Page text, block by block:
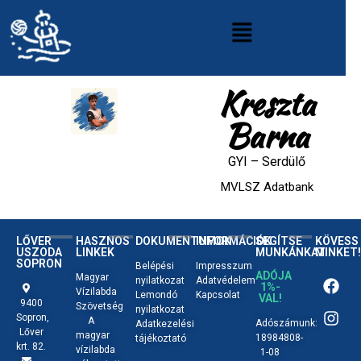
Kreszta
Barna
GYI – Serdülő
MVLSZ Adatbank
LŐVER
USZODA
SOPRON
9400
Sopron,
Lőver
krt. 82.
HASZNOS
LINKEK
Magyar
Vízilabda
Szövetség
A
magyar
vízilabda
DOKUMENTUMOK
Belépési
nyilatkozat
Lemondó
nyilatkozat
Adatkezelési
tájékoztató
INFORMÁCIÓK
Impresszum
Adatvédelem
Kapcsolat
SEGÍTSE
MUNKÁNKAT
ADÓJA
1%-
VAL!
Adószámunk:
18984808-
1-08
KÖVESS
MINKET!